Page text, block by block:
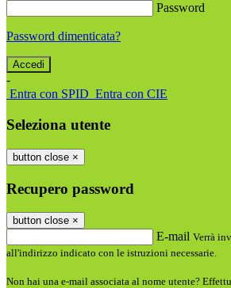
Password
Password dimenticata?
-
Entra con SPID Entra con CIE
Seleziona utente
button close ×
Recupero password
button close ×
E-mail Verrà
all'indirizzo indicato con le istruzioni necessarie.
Non hai una e-mail associata al nome utente?